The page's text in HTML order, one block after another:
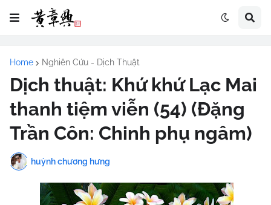
Home Nghiên Cứu - Dịch Thuật
Dịch thuật: Khứ khứ Lạc Mai
thanh tiệm viễn (54) (Đặng
Trần Côn: Chinh phụ ngâm)
huỳnh chương hưng